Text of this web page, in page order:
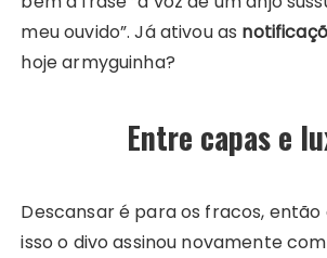
meu ouvido”. Já ativou as
hoje armyguinha?
Entre capas e
Descansar é para os fracos,
isso o divo assinou novamente